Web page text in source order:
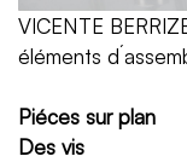
VICENTE
éléments
Piéces sur plan
Des vis